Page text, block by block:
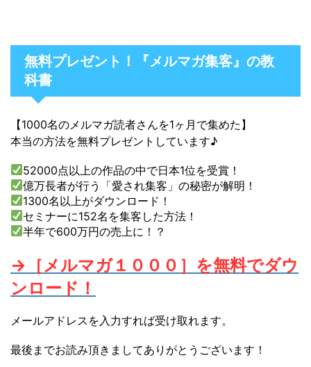
無料プレゼント！『メルマガ集客』の教
科書
【1000名のメルマガ読者さんを1ヶ月で集めた】
本当の方法を無料プレゼントしています♪
52000点以上の作品の中で日本1位を受賞！
億万長者が行う「愛され集客」の秘密が解明！
1300名以上がダウンロード！
セミナーに152名を集客した方法！
半年で600万円の売上に！？
→［メルマガ１０００］を無料でダウ
ンロード！
メールアドレスを入力すれば受け取れます。
最後までお読み頂きましてありがとうございます！